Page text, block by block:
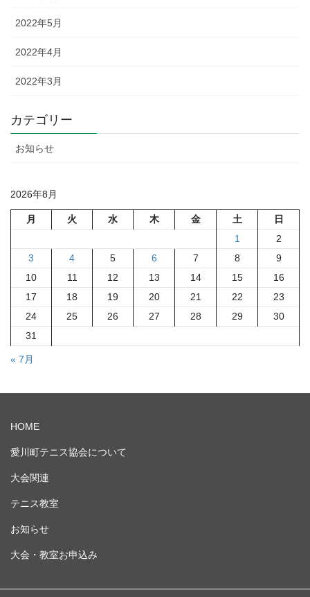
2022年5月
2022年4月
2022年3月
カテゴリー
お知らせ
2026年8月
月 火 水 木 金 土
日
1
2
3
4 5 6 7 8
9
10
11 12 13 14 15
16
17
18 19 20 21 22
23
24
25 26 27 28 29
30
31
« 7月
HOME
愛川町テニス協会について
大会関連
テニス教室
お知らせ
大会・教室お申込み